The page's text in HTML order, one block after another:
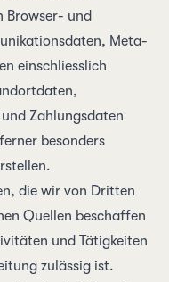
Browser- und
Meta­
einschliesslich
Zahlungs­daten
besonders
die wir von Dritten
Quellen beschaffen
und Tätig­keiten
zulässig ist.